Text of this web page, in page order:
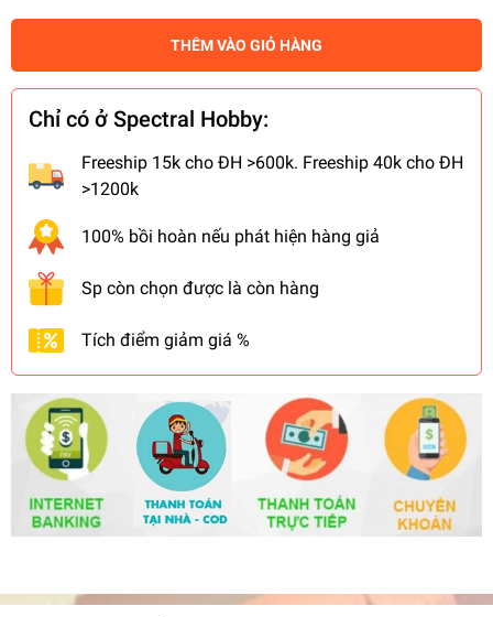
THÊM VÀO GIỎ HÀNG
Chỉ có ở Spectral Hobby:
Freeship 15k cho ĐH >600k. Freeship 40k cho ĐH
>1200k
100% bồi hoàn nếu phát hiện hàng giả
Sp còn chọn được là còn hàng
Tích điểm giảm giá %